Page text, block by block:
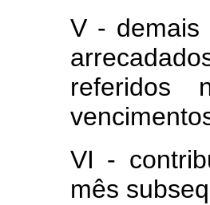
V - demais
referidos
VI -
mês